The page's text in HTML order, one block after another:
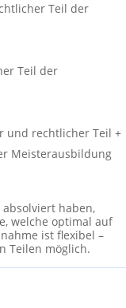
Teil der
Teil der
und rechtlicher Teil +
Meisterausbildung
absolviert haben,
welche optimal auf
ist flexibel –
Teilen möglich.